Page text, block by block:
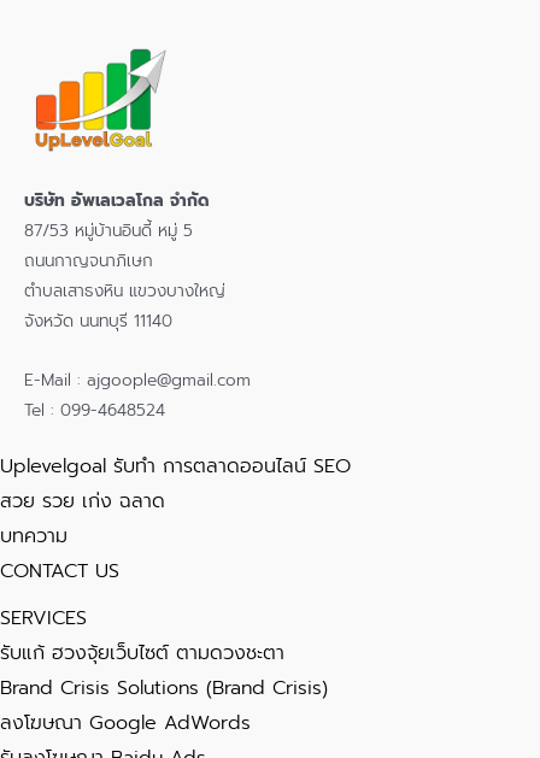
บริษัท อัพเลเวลโกล จำกัด
87/53 หมู่บ้านอินดี้ หมู่ 5
ถนนกาญจนาภิเษก
ตำบลเสาธงหิน แขวงบางใหญ่
จังหวัด นนทบุรี 11140
E-Mail : ajgoople@gmail.com
Tel : 099-4648524
Uplevelgoal รับทำ การตลาดออนไลน์ SEO
สวย รวย เก่ง ฉลาด
บทความ
CONTACT US
SERVICES
รับแก้ ฮวงจุ้ยเว็บไซต์ ตามดวงชะตา
Brand Crisis Solutions (Brand Crisis)
ลงโฆษณา Google AdWords